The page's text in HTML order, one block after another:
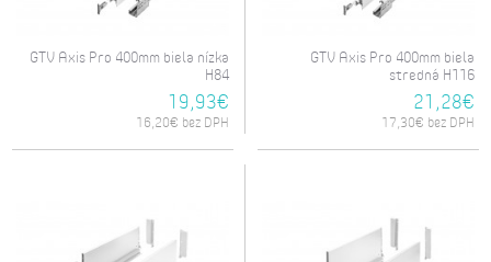
GTV Axis Pro 400mm biela nízka
H84
19,93€
16,20€ bez DPH
GTV Axis Pro 400mm biela
stredná H116
21,28€
17,30€ bez DPH